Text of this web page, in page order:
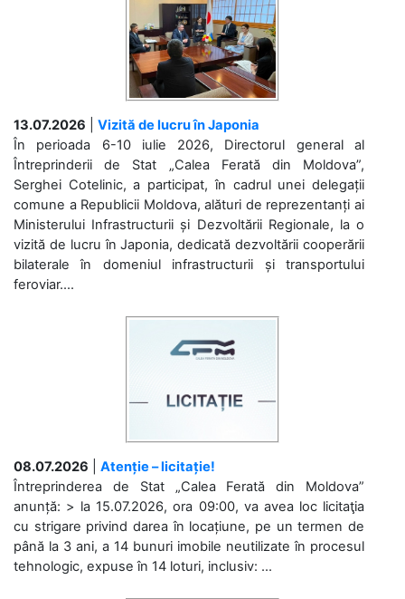
13.07.2026
Vizită de lucru în Japonia
În perioada 6-10 iulie 2026, Directorul general al
Întreprinderii de Stat „Calea Ferată din Moldova”,
Serghei Cotelinic, a participat, în cadrul unei delegații
comune a Republicii Moldova, alături de reprezentanți ai
Ministerului Infrastructurii și Dezvoltării Regionale, la o
vizită de lucru în Japonia, dedicată dezvoltării cooperării
bilaterale în domeniul infrastructurii și transportului
feroviar....
08.07.2026
Atenție – licitație!
Întreprinderea de Stat „Calea Ferată din Moldova”
anunță: > la 15.07.2026, ora 09:00, va avea loc licitaţia
cu strigare privind darea în locațiune, pe un termen de
până la 3 ani, a 14 bunuri imobile neutilizate în procesul
tehnologic, expuse în 14 loturi, inclusiv: ...